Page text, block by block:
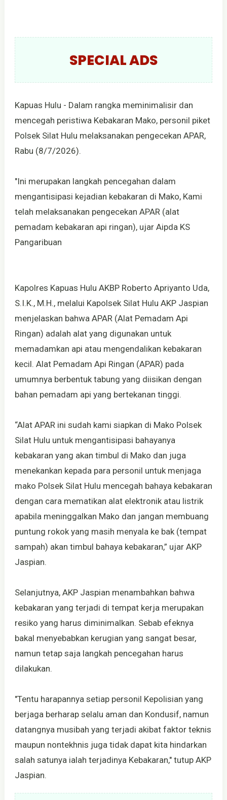
SPECIAL ADS
Kapuas Hulu - Dalam rangka meminimalisir dan
mencegah peristiwa Kebakaran Mako, personil piket
Polsek Silat Hulu melaksanakan pengecekan APAR,
Rabu (8/7/2026).
"Ini merupakan langkah pencegahan dalam
mengantisipasi kejadian kebakaran di Mako, Kami
telah melaksanakan pengecekan APAR (alat
pemadam kebakaran api ringan), ujar Aipda KS
Pangaribuan
Kapolres Kapuas Hulu AKBP Roberto Apriyanto Uda,
S.I.K., M.H., melalui Kapolsek Silat Hulu AKP Jaspian
menjelaskan bahwa APAR (Alat Pemadam Api
Ringan) adalah alat yang digunakan untuk
memadamkan api atau mengendalikan kebakaran
kecil. Alat Pemadam Api Ringan (APAR) pada
umumnya berbentuk tabung yang diisikan dengan
bahan pemadam api yang bertekanan tinggi.
“Alat APAR ini sudah kami siapkan di Mako Polsek
Silat Hulu untuk mengantisipasi bahayanya
kebakaran yang akan timbul di Mako dan juga
menekankan kepada para personil untuk menjaga
mako Polsek Silat Hulu mencegah bahaya kebakaran
dengan cara mematikan alat elektronik atau listrik
apabila meninggalkan Mako dan jangan membuang
puntung rokok yang masih menyala ke bak (tempat
sampah) akan timbul bahaya kebakaran,” ujar AKP
Jaspian.
Selanjutnya, AKP Jaspian menambahkan bahwa
kebakaran yang terjadi di tempat kerja merupakan
resiko yang harus diminimalkan. Sebab efeknya
bakal menyebabkan kerugian yang sangat besar,
namun tetap saja langkah pencegahan harus
dilakukan.
"Tentu harapannya setiap personil Kepolisian yang
berjaga berharap selalu aman dan Kondusif, namun
datangnya musibah yang terjadi akibat faktor teknis
maupun nontekhnis juga tidak dapat kita hindarkan
salah satunya ialah terjadinya Kebakaran," tutup AKP
Jaspian.